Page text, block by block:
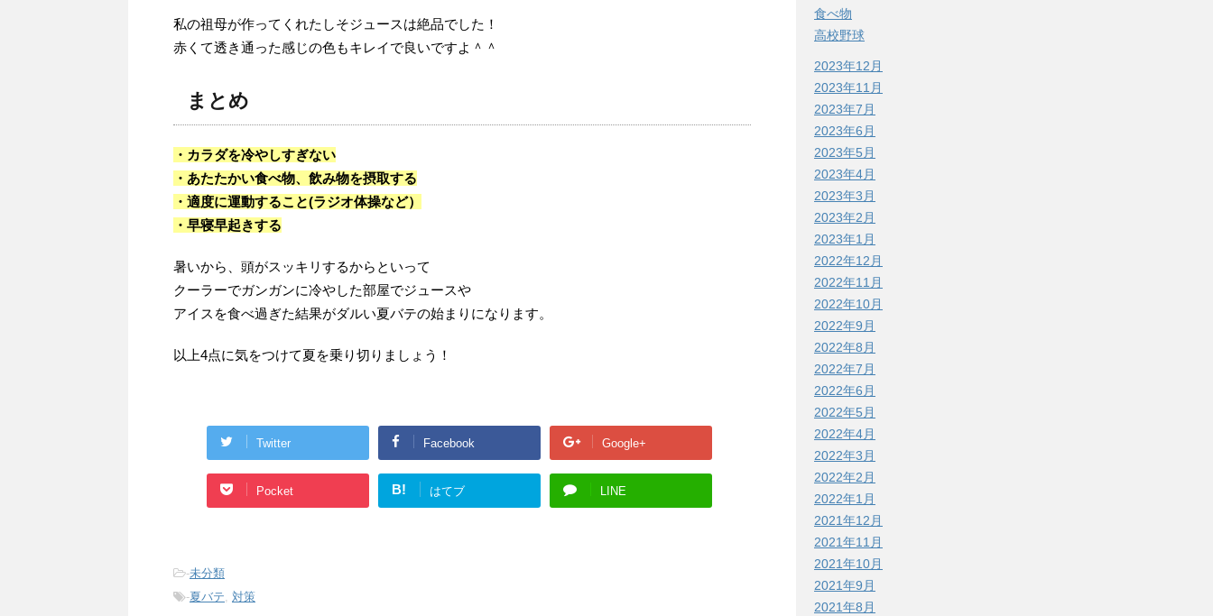
私の祖母が作ってくれたしそジュースは絶品でした！
赤くて透き通った感じの色もキレイで良いですよ＾＾
まとめ
・カラダを冷やしすぎない
・あたたかい食べ物、飲み物を摂取する
・適度に運動すること(ラジオ体操など）
・早寝早起きする
暑いから、頭がスッキリするからといって
クーラーでガンガンに冷やした部屋でジュースや
アイスを食べ過ぎた結果がダルい夏バテの始まりになります。
以上4点に気をつけて夏を乗り切りましょう！
Twitter Facebook Google+
Pocket B! はてブ LINE
-未分類
-夏バテ, 対策
食べ物
高校野球
2023年12月
2023年11月
2023年7月
2023年6月
2023年5月
2023年4月
2023年3月
2023年2月
2023年1月
2022年12月
2022年11月
2022年10月
2022年9月
2022年8月
2022年7月
2022年6月
2022年5月
2022年4月
2022年3月
2022年2月
2022年1月
2021年12月
2021年11月
2021年10月
2021年9月
2021年8月